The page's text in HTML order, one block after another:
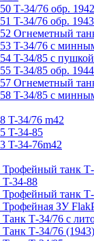
Т-34/76 обр.
T-34/76 обр.
Огнеметный
T-34/76 с
T-34/85 с
T-34/85 обр.
Огнеметный
T-34/85 с
T-34/76 m42
T-34-85
T-34-76m42
Трофейный танк
T-34-88
Трофейный танк
Трофейная ЗУ
Танк Т-34/76 с
Танк Т-34/76 (1943)